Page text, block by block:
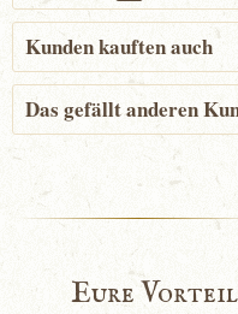
Kunden kauften auch
Das gefällt anderen
Eure